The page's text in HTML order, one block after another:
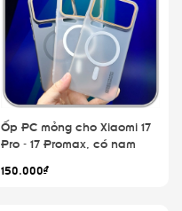
Ốp PC mỏng cho Xiaomi 17
Pro - 17 Promax, có nam
150.000₫